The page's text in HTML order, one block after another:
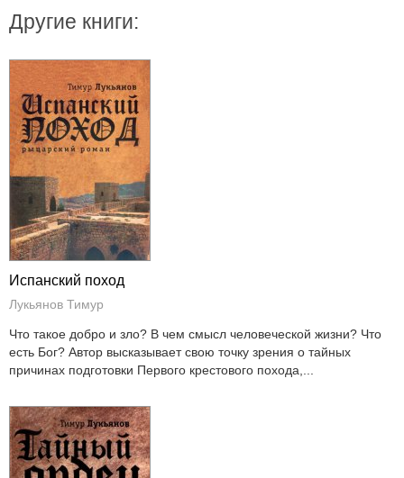
Другие книги:
Испанский поход
Лукьянов Тимур
Что такое добро и зло? В чем смысл человеческой жизни? Что
есть Бог? Автор высказывает свою точку зрения о тайных
причинах подготовки Первого крестового похода,...